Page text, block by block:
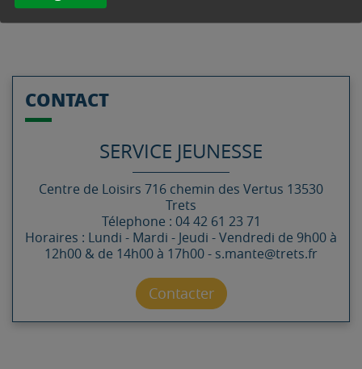
CONTACT
SERVICE JEUNESSE
Centre de Loisirs 716 chemin des Vertus 13530
Trets
Télephone : 04 42 61 23 71
Horaires : Lundi - Mardi - Jeudi - Vendredi de 9h00 à
12h00 & de 14h00 à 17h00 - s.mante@trets.fr
Contacter par mail
Contacter